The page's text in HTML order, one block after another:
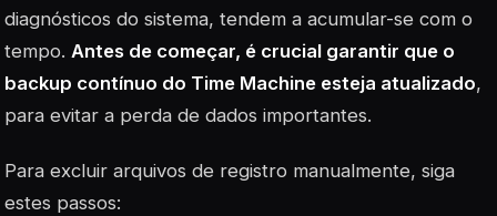
diagnósticos do sistema, tendem a acumular-se com o
tempo. Antes de começar, é crucial garantir que o
backup contínuo do Time Machine esteja atualizado,
para evitar a perda de dados importantes.
Para excluir arquivos de registro manualmente, siga
estes passos: